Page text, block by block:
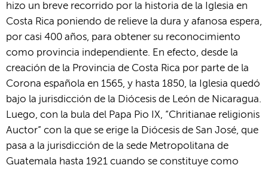
hizo un breve recorrido por la historia de la Iglesia en
Costa Rica poniendo de relieve la dura y afanosa espera,
por casi 400 años, para obtener su reconocimiento
como provincia independiente. En efecto, desde la
creación de la Provincia de Costa Rica por parte de la
Corona española en 1565, y hasta 1850, la Iglesia quedó
bajo la jurisdicción de la Diócesis de León de Nicaragua.
Luego, con la bula del Papa Pio IX, “Chritianae religionis
Auctor” con la que se erige la Diócesis de San José, que
pasa a la jurisdicción de la sede Metropolitana de
Guatemala hasta 1921 cuando se constituye como